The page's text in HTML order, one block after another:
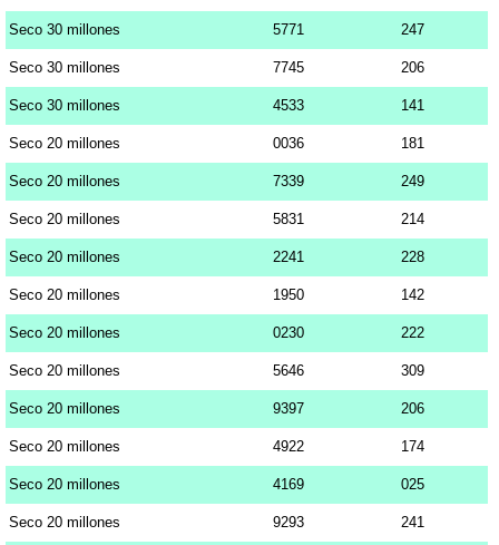
Seco 30 millones 5771 247
Seco 30 millones 7745 206
Seco 30 millones 4533 141
Seco 20 millones 0036 181
Seco 20 millones 7339 249
Seco 20 millones 5831 214
Seco 20 millones 2241 228
Seco 20 millones 1950 142
Seco 20 millones 0230 222
Seco 20 millones 5646 309
Seco 20 millones 9397 206
Seco 20 millones 4922 174
Seco 20 millones 4169 025
Seco 20 millones 9293 241